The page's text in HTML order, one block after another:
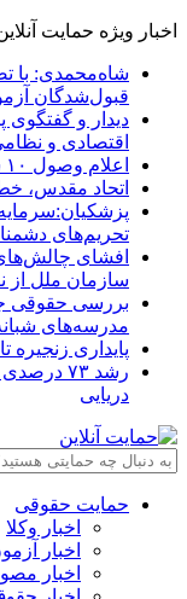
اخبار ویژه حمایت
شاه‌محمدی: با
قبول‌شدگان آزمون وکالت
دیدار و گفتگوی
اقتصادی و
اعلام وصول ۱۰ سوال نمایندگان مجلس از وزرا
اتحاد مقدس،
تحریم‌های
افشای چالش‌های
سازمان ملل از
بررسی حقوقی
مدرسه‌های
پایداری
رشد ۷۳
دریایی
حمایت حقوقی
اخبار وکلا
اخبار
اخبار